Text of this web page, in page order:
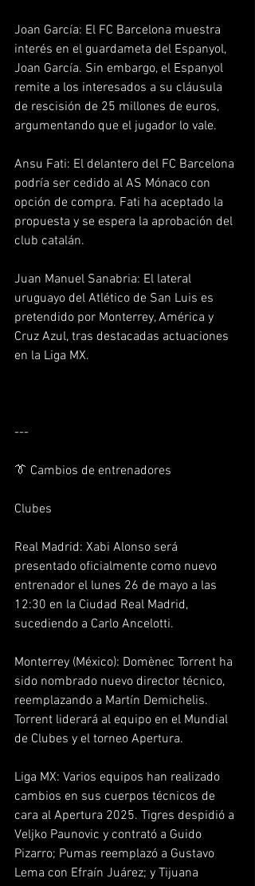
Joan García: El FC Barcelona muestra
interés en el guardameta del Espanyol,
Joan García. Sin embargo, el Espanyol
remite a los interesados a su cláusula
de rescisión de 25 millones de euros,
argumentando que el jugador lo vale.
Ansu Fati: El delantero del FC Barcelona
podría ser cedido al AS Mónaco con
opción de compra. Fati ha aceptado la
propuesta y se espera la aprobación del
club catalán.
Juan Manuel Sanabria: El lateral
uruguayo del Atlético de San Luis es
pretendido por Monterrey, América y
Cruz Azul, tras destacadas actuaciones
en la Liga MX.
---
👔 Cambios de entrenadores
Clubes
Real Madrid: Xabi Alonso será
presentado oficialmente como nuevo
entrenador el lunes 26 de mayo a las
12:30 en la Ciudad Real Madrid,
sucediendo a Carlo Ancelotti.
Monterrey (México): Domènec Torrent ha
sido nombrado nuevo director técnico,
reemplazando a Martín Demichelis.
Torrent liderará al equipo en el Mundial
de Clubes y el torneo Apertura.
Liga MX: Varios equipos han realizado
cambios en sus cuerpos técnicos de
cara al Apertura 2025. Tigres despidió a
Veljko Paunovic y contrató a Guido
Pizarro; Pumas reemplazó a Gustavo
Lema con Efraín Juárez; y Tijuana